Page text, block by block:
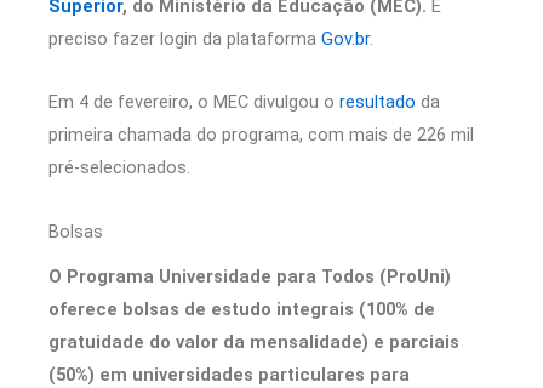
Superior, do Ministério da Educação (MEC). É
preciso fazer login da plataforma Gov.br.
Em 4 de fevereiro, o MEC divulgou o resultado da
primeira chamada do programa, com mais de 226 mil
pré-selecionados.
Bolsas
O Programa Universidade para Todos (ProUni)
oferece bolsas de estudo integrais (100% de
gratuidade do valor da mensalidade) e parciais
(50%) em universidades particulares para